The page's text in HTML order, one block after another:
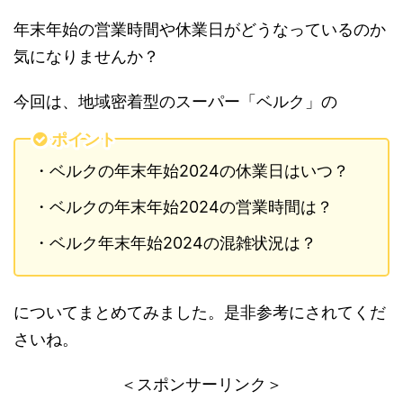
年末年始の営業時間や休業日がどうなっているのか
気になりませんか？
今回は、地域密着型のスーパー「ベルク」の
ポイント
・ベルクの年末年始2024の休業日はいつ？
・ベルクの年末年始2024の営業時間は？
・ベルク年末年始2024の混雑状況は？
についてまとめてみました。是非参考にされてくだ
さいね。
＜スポンサーリンク＞